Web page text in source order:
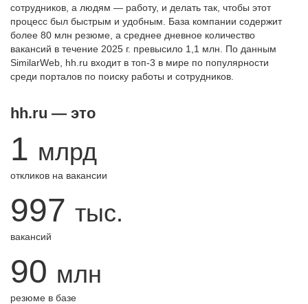
сотрудников, а людям — работу, и делать так, чтобы этот
процесс был быстрым и удобным. База компании содержит
более 80 млн резюме, а среднее дневное количество
вакансий в течение 2025 г. превысило 1,1 млн. По данным
SimilarWeb, hh.ru входит в топ-3 в мире по популярности
среди порталов по поиску работы и сотрудников.
hh.ru — это
1 млрд
откликов на вакансии
997 тыс.
вакансий
90 млн
резюме в базе